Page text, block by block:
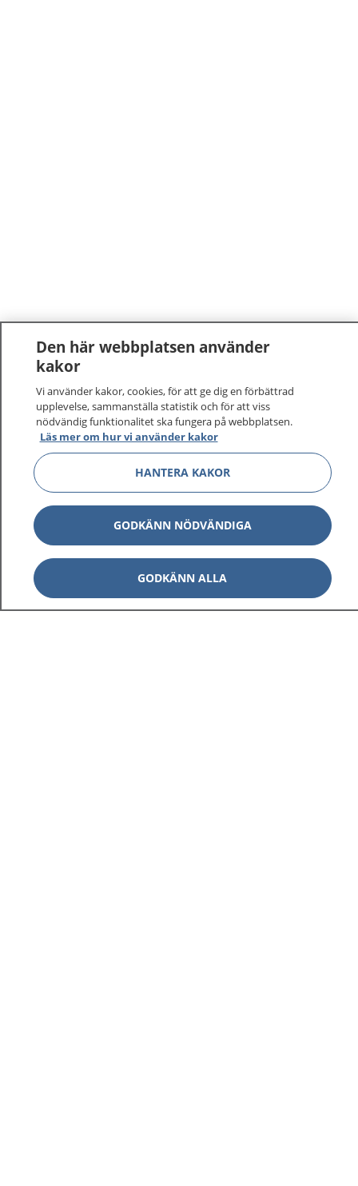
Den här webbplatsen använder
kakor
Vi använder kakor, cookies, för att ge dig en förbättrad
upplevelse, sammanställa statistik och för att viss
nödvändig funktionalitet ska fungera på webbplatsen.
Läs mer om hur vi använder kakor
HANTERA KAKOR
GODKÄNN NÖDVÄNDIGA
GODKÄNN ALLA